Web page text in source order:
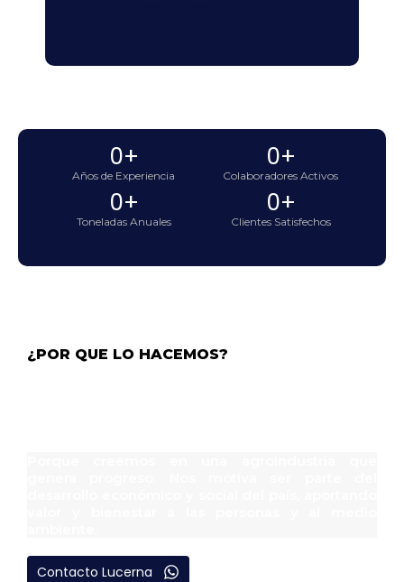
Años de Experiencia
0+
Colaboradores Activos
0+
Toneladas Anuales
0+
Clientes Satisfechos
0+
¿POR QUE LO HACEMOS?
Contacto Lucerna